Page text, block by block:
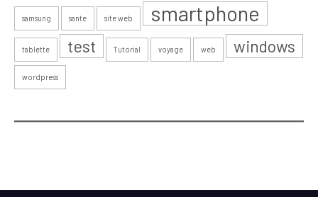
samsung sante site web smartphone
tablette test Tutorial voyage web windows
wordpress